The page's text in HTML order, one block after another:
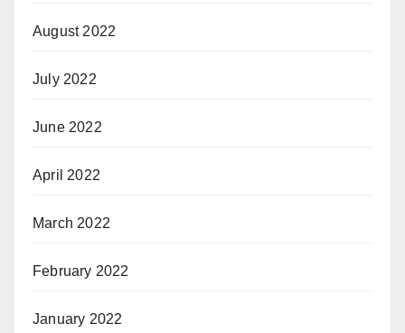
August 2022
July 2022
June 2022
April 2022
March 2022
February 2022
January 2022